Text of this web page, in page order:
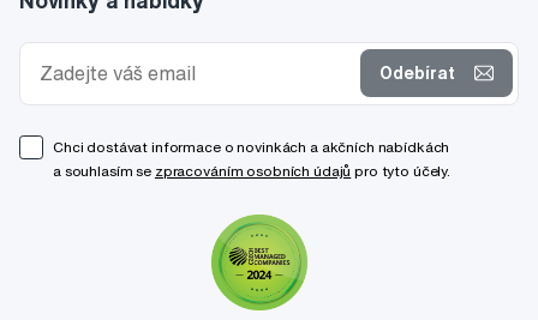
Odebírat
Chci dostávat informace o novinkách a akčních nabídkách
a souhlasím se zpracováním osobních údajů pro tyto účely.